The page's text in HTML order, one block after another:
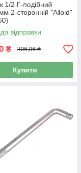
1/2 Г-подібний
2-сторонній "Alloid"
відправки
₴ 306,06 ₴
Купити